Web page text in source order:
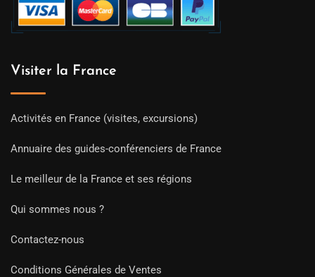
Visiter la France
Activités en France (visites, excursions)
Annuaire des guides-conférenciers de France
Le meilleur de la France et ses régions
Qui sommes nous ?
Contactez-nous
Conditions Générales de Ventes